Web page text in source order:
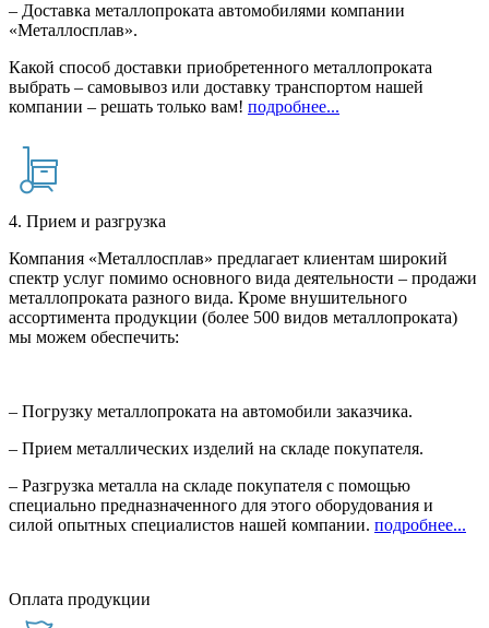
– Доставка металлопроката автомобилями компании
«Металлосплав».
Какой способ доставки приобретенного металлопроката
выбрать – самовывоз или доставку транспортом нашей
компании – решать только вам! подробнее...
4. Прием и разгрузка
Компания «Металлосплав» предлагает клиентам широкий
спектр услуг помимо основного вида деятельности – продажи
металлопроката разного вида. Кроме внушительного
ассортимента продукции (более 500 видов металлопроката)
мы можем обеспечить:
– Погрузку металлопроката на автомобили заказчика.
– Прием металлических изделий на складе покупателя.
– Разгрузка металла на складе покупателя с помощью
специально предназначенного для этого оборудования и
силой опытных специалистов нашей компании. подробнее...
Оплата продукции